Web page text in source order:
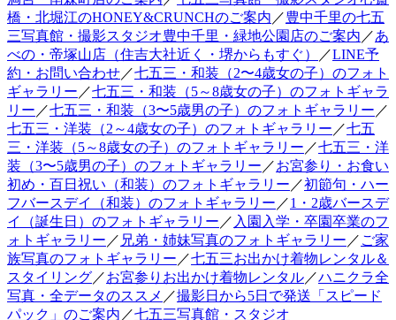
橋・北堀江のHONEY&CRUNCHのご案内 ／豊中千里の七五
三写真館・撮影スタジオ豊中千里・緑地公園店のご案内 ／あ
べの・帝塚山店（住吉大社近く・堺からもすぐ）
／LINE予
約・お問い合わせ／七五三・和装（2〜4歳女の子）のフォト
ギャラリー ／七五三・和装（5～8歳女の子）のフォトギャラ
リー ／七五三・和装（3〜5歳男の子）のフォトギャラリー ／
七五三・洋装（2～4歳女の子）のフォトギャラリー ／七五
三・洋装（5～8歳女の子）のフォトギャラリー ／七五三・洋
装（3〜5歳男の子）のフォトギャラリー ／お宮参り・お食い
初め・百日祝い（和装）のフォトギャラリー ／初節句・ハー
フバースデイ（和装）のフォトギャラリー ／1・2歳バースデ
イ（誕生日）のフォトギャラリー ／ 入園入学・卒園卒業のフ
ォトギャラリー ／ 兄弟・姉妹写真のフォトギャラリー ／ ご家
族写真のフォトギャラリー ／七五三お出かけ着物レンタル＆
スタイリング／お宮参りお出かけ着物レンタル／ハニクラ全
写真・全データのススメ ／撮影日から5日で発送「スピード
パック」のご案内 ／七五三写真館・スタジオ